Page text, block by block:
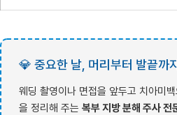
💎 중요한 날, 머리부터 발끝까
웨딩 촬영이나 면접을 앞두고 치아미
을 정리해 주는 복부 지방 분해 주사 전